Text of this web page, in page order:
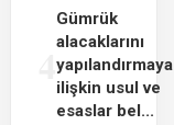
4
Gümrük
alacaklarını
yapılandırmaya
ilişkin usul ve
esaslar bel...